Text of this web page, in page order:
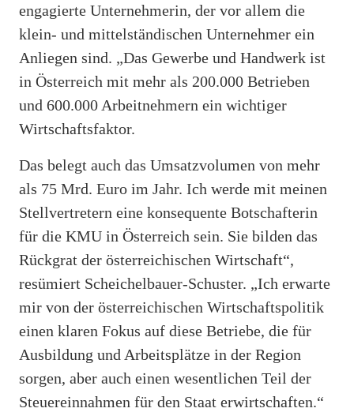
engagierte Unternehmerin, der vor allem die
klein- und mittelständischen Unternehmer ein
Anliegen sind. „Das Gewerbe und Handwerk ist
in Österreich mit mehr als 200.000 Betrieben
und 600.000 Arbeitnehmern ein wichtiger
Wirtschaftsfaktor.
Das belegt auch das Umsatzvolumen von mehr
als 75 Mrd. Euro im Jahr. Ich werde mit meinen
Stellvertretern eine konsequente Botschafterin
für die KMU in Österreich sein. Sie bilden das
Rückgrat der österreichischen Wirtschaft“,
resümiert Scheichelbauer-Schuster. „Ich erwarte
mir von der österreichischen Wirtschaftspolitik
einen klaren Fokus auf diese Betriebe, die für
Ausbildung und Arbeitsplätze in der Region
sorgen, aber auch einen wesentlichen Teil der
Steuereinnahmen für den Staat erwirtschaften.“